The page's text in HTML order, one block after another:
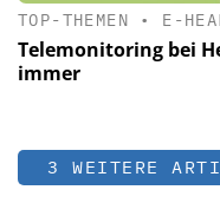
TOP-THEMEN • E-
Telemonitoring bei
immer
3 WEITERE